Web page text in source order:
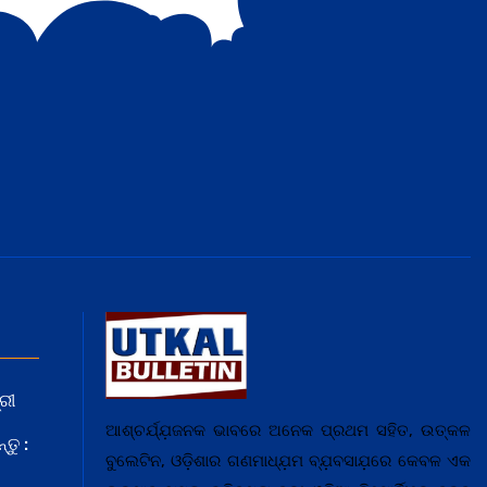
:
ଆଶ୍ଚର୍ଯ୍ଯ଼ଜନକ ଭାବରେ ଅନେକ ପ୍ରଥମ ସହିତ, ଉତ୍କଳ
ବୁଲେଟିନ, ଓଡ଼ିଶାର ଗଣମାଧ୍ଯ଼ମ ବ୍ଯ଼ବସାଯ଼ରେ କେବଳ ଏକ